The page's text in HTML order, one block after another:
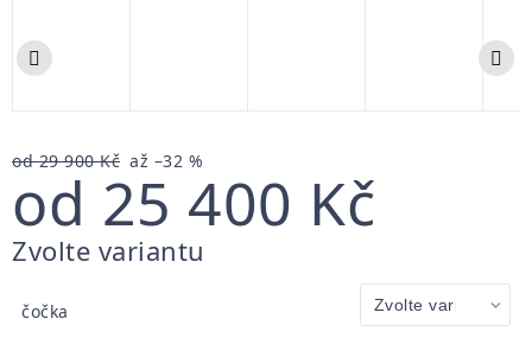
od 29 900 Kč až –32 %
od 25 400 Kč
Měrná
Zvolte variantu
čočka